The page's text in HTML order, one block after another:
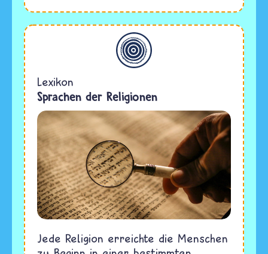
Allgemein
Lexikon
Sprachen der Religionen
Jede Religion erreichte die Menschen